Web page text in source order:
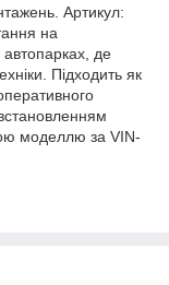
Артикул:
на
де
Підходить як
моделлю за VIN-